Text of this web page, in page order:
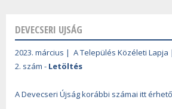
DEVECSERI UJSÁG
2023. március | A Település Közéleti Lapja
2. szám - Letöltés
A Devecseri Újság korábbi számai itt